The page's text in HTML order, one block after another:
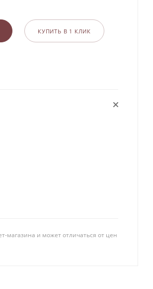
КУПИТЬ В 1 КЛИК
магазина и может отличаться от цен